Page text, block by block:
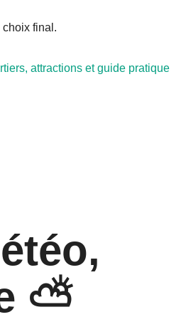
final.
attractions et guide pratique
⛅